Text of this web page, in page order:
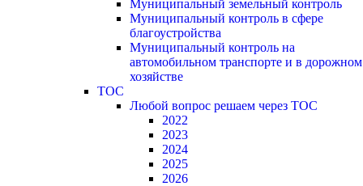
Муниципальный земельный контроль
Муниципальный контроль в сфере
благоустройства
Муниципальный контроль на
автомобильном транспорте и в дорожном
хозяйстве
ТОС
Любой вопрос решаем через ТОС
2022
2023
2024
2025
2026